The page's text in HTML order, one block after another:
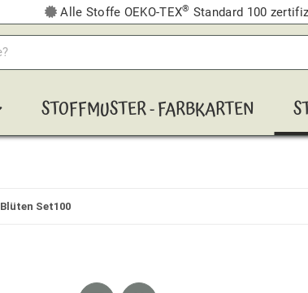
Alle Stoffe OEKO-TEX® Standard 100
STOFFMUSTER - FARBKARTEN
Blüten Set100